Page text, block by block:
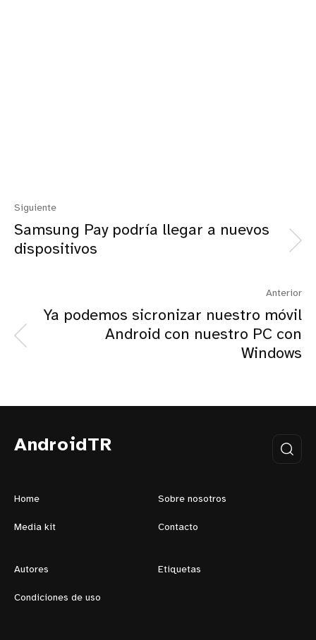
Siguiente
Samsung Pay podría llegar a nuevos
dispositivos
Anterior
Ya podemos sicronizar nuestro móvil
Android con nuestro PC con
Windows
AndroidTR
Home Sobre nosotros
Media kit Contacto
Autores Etiquetas
Condiciones de uso